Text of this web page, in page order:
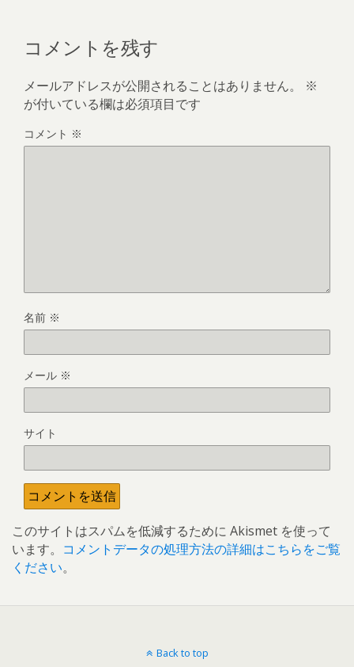
コメントを残す
メールアドレスが公開されることはありません。
※
が付いている欄は必須項目です
コメント ※
名前 ※
メール ※
サイト
このサイトはスパムを低減するために Akismet を使って
います。 コメントデータの処理方法の詳細はこちらをご覧
ください。
Back to top